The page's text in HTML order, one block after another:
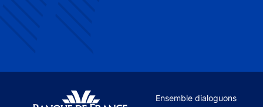
Site navigation
Ensemble dialoguons